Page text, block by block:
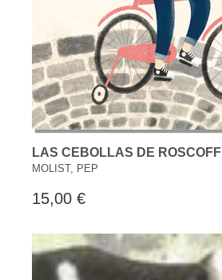
LAS CEBOLLAS DE ROSCOFF
MOLIST, PEP
15,00 €